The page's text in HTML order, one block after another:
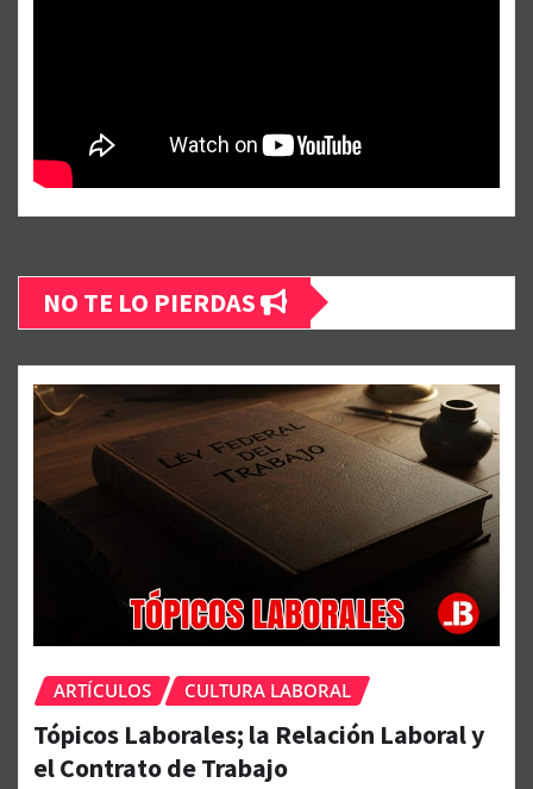
NO TE LO PIERDAS
ARTÍCULOS CULTURA LABORAL
Tópicos Laborales; la Relación Laboral y
el Contrato de Trabajo